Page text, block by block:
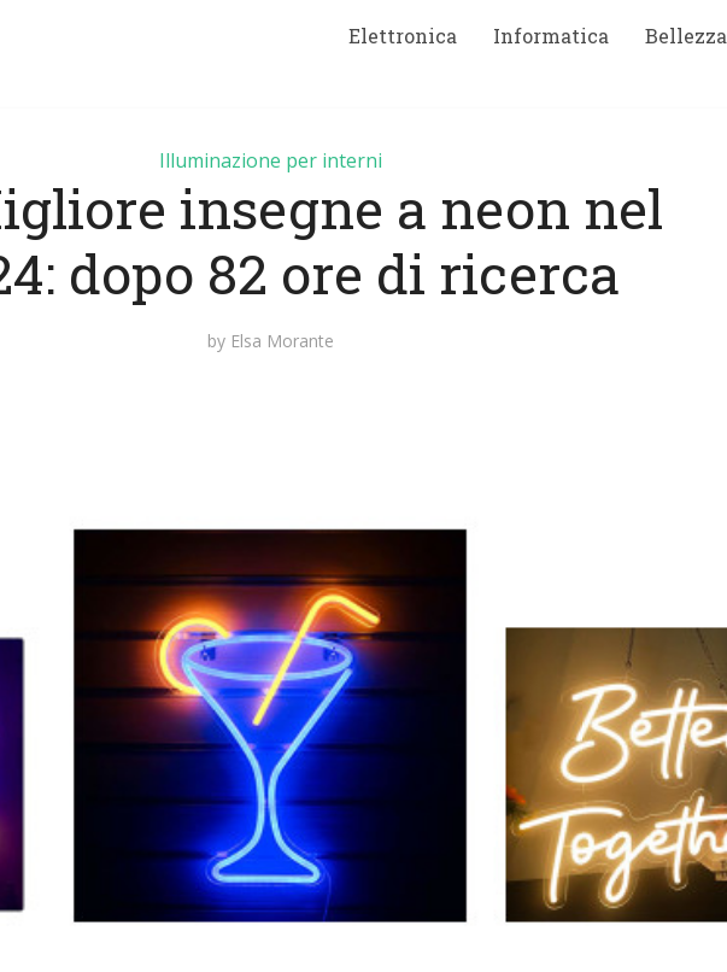
Elettronica Informatica Bellezza
Illuminazione per interni
insegne a neon nel
dopo 82 ore di ricerca
by Elsa Morante